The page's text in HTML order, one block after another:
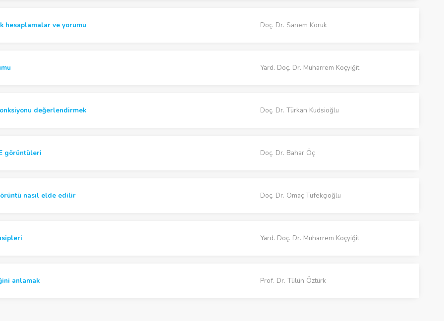
hesaplamalar ve yorumu Doç. Dr. Sanem Koruk
Yard. Doç. Dr. Muharrem Koçyiğit
değerlendirmek Doç. Dr. Türkan Kudsioğlu
görüntüleri Doç. Dr. Bahar Öç
nasıl elde edilir Doç. Dr. Omaç Tüfekçioğlu
Yard. Doç. Dr. Muharrem Koçyiğit
anlamak Prof. Dr. Tülün Öztürk